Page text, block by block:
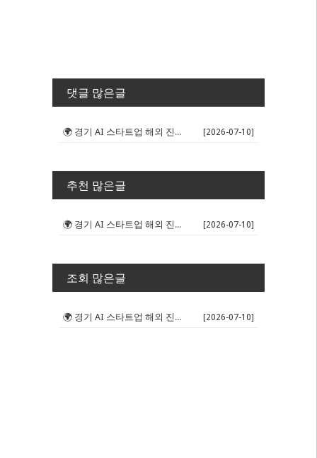
댓글 많은글
🌍 경기 AI 스타트업 해외 진출 판... [2026-07-10]
추천 많은글
🌍 경기 AI 스타트업 해외 진출 판... [2026-07-10]
조회 많은글
🌍 경기 AI 스타트업 해외 진출 판... [2026-07-10]